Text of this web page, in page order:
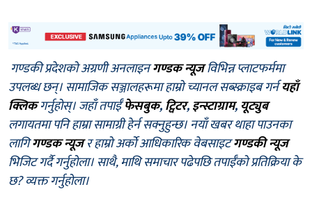
गण्डकी प्रदेशको अग्रणी अनलाइनगण्डक न्यूजविभिन्न प्लाटफर्ममा
उपलब्ध छन्। सामाजिक सञ्जालहरूमा हाम्रो च्यानल सब्स्क्राइब गर्नयहाँ
क्लिकगर्नुहोस्। जहाँ तपाईँफेसबुक,ट्विटर,इन्स्टाग्राम, यूट्युब
लगायतमा पनि हाम्रा सामाग्री हेर्न सक्नुहुन्छ। नयाँ खबर थाहा पाउनका
लागिगण्डक न्यूजर हाम्रो अर्को आधिकारिक वेबसाइटगण्डकी न्यूज
भिजिट गर्दै गर्नुहोला। साथै, माथि समाचार पढेपछि तपाईँको प्रतिक्रिया के
छ? व्यक्त गर्नुहोला।